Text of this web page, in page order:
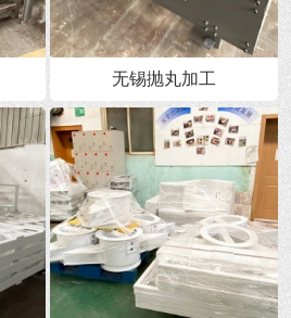
无锡抛丸加工